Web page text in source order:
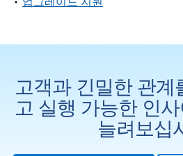
고객과 긴밀한 관계
고 실행 가능한 인
늘려보십